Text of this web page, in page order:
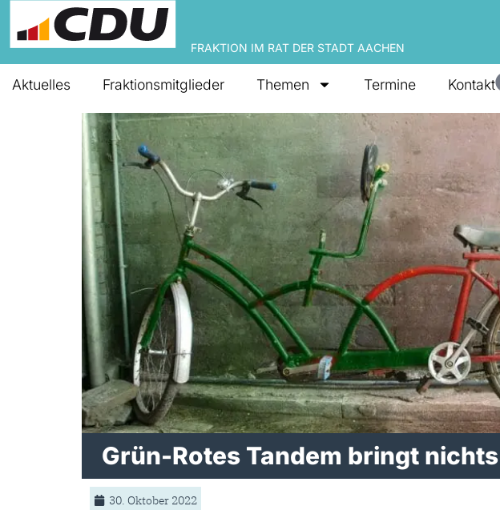
FRAKTION IM RAT DER STADT AACHEN
Aktuelles Fraktionsmitglieder Themen Termine Kontakt
Grün-Rotes Tandem bringt
30. Oktober 2022